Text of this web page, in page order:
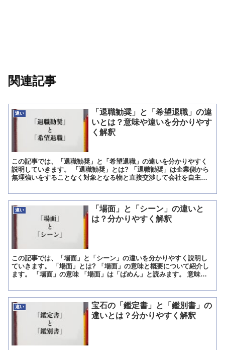
関連記事
違い
「退職勧奨」と「希望退職」の違
いとは？意味や違いを分かりやす
く解釈
この記事では、「退職勧奨」と「希望退職」の違いを分かりやすく
説明していきます。 「退職勧奨」とは? 「退職勧奨」は企業側から
無理強いをすることなく対象となる物と直接交渉して会社を自主退
違い
「場面」と「シーン」の違いと
は？分かりやすく解釈
この記事では、「場面」と「シーン」の違いを分かりやすく説明し
ていきます。 「場面」とは? 「場面」の意味と概要について紹介し
ます。 「場面」の意味 「場面」は「ばめん」と読みます。 意味は
違い
宝石の「鑑定書」と「鑑別書」の
違いとは？分かりやすく解釈